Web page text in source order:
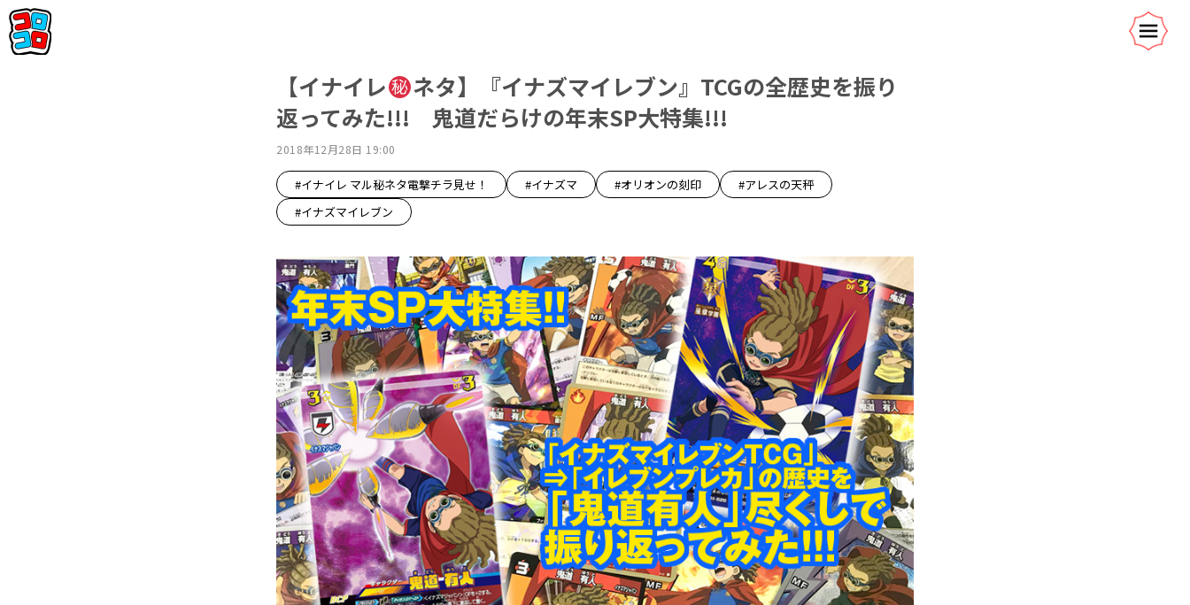
【イナイレ
ネタ】『イナズマイレブン』TCGの全歴史を振り
返ってみた!!! 鬼道だらけの年末SP大特集!!!
2018年12月28日 19:00
#イナイレ マル秘ネタ電撃チラ見せ！ #イナズマ #オリオンの刻印
#アレスの天秤
#イナズマイレブン